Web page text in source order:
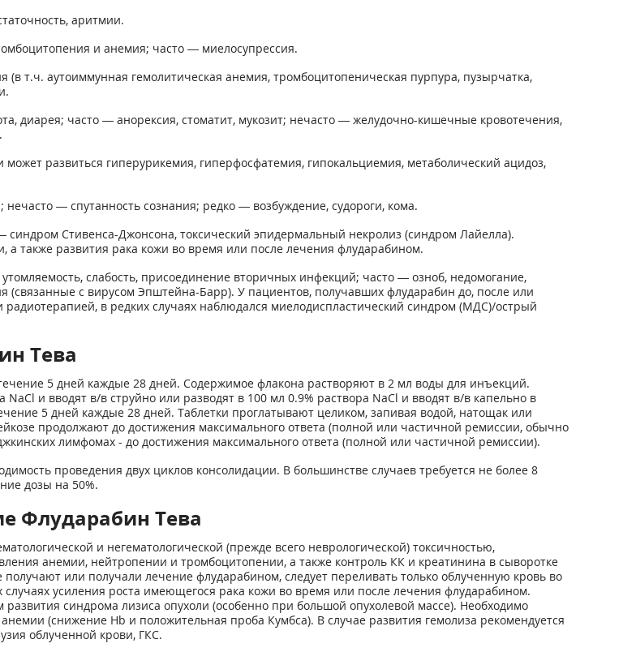
аритмии.
и анемия; часто — миелосупрессия.
т.ч. аутоиммунная гемолитическая анемия, тромбоцитопеническая пурпура, пузырчатка,
диарея; часто — анорексия, стоматит, мукозит; нечасто — желудочно-кишечные кровотечения,
развиться гиперурикемия, гиперфосфатемия, гипокальциемия, метаболический ацидоз,
— спутанность сознания; редко — возбуждение, судороги, кома.
Стивенса-Джонсона, токсический эпидермальный некролиз (синдром Лайелла).
также развития рака кожи во время или после лечения флударабином.
слабость, присоединение вторичных инфекций; часто — озноб, недомогание,
с вирусом Эпштейна-Барр). У пациентов, получавших флударабин до, после или
в редких случаях наблюдался миелодиспластический синдром (МДС)/острый
Тева
5 дней каждые 28 дней. Содержимое флакона растворяют в 2 мл воды для инъекций.
и вводят в/в струйно или разводят в 100 мл 0.9% раствора NaCl и вводят в/в капельно в
5 дней каждые 28 дней. Таблетки проглатывают целиком, запивая водой, натощак или
продолжают до достижения максимального ответа (полной или частичной ремиссии, обычно
лимфомах - до достижения максимального ответа (полной или частичной ремиссии).
проведения двух циклов консолидации. В большинстве случаев требуется не более 8
дозы на 50%.
Флударабин Тева
и негематологической (прежде всего неврологической) токсичностью,
анемии, нейтропении и тромбоцитопении, а также контроль КК и креатинина в сыворотке
или получали лечение флударабином, следует переливать только облученную кровь во
усиления роста имеющегося рака кожи во время или после лечения флударабином.
синдрома лизиса опухоли (особенно при большой опухолевой массе). Необходимо
(снижение Hb и положительная проба Кумбса). В случае развития гемолиза рекомендуется
облученной крови, ГКС.